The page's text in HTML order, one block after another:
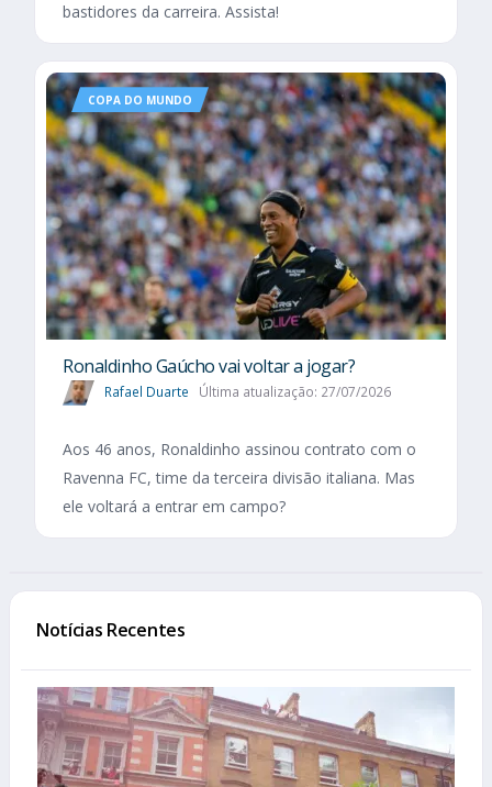
bastidores da carreira. Assista!
COPA DO MUNDO
Ronaldinho Gaúcho vai voltar a jogar?
Rafael Duarte Última atualização: 27/07/2026
Aos 46 anos, Ronaldinho assinou contrato com o
Ravenna FC, time da terceira divisão italiana. Mas
ele voltará a entrar em campo?
Notícias Recentes